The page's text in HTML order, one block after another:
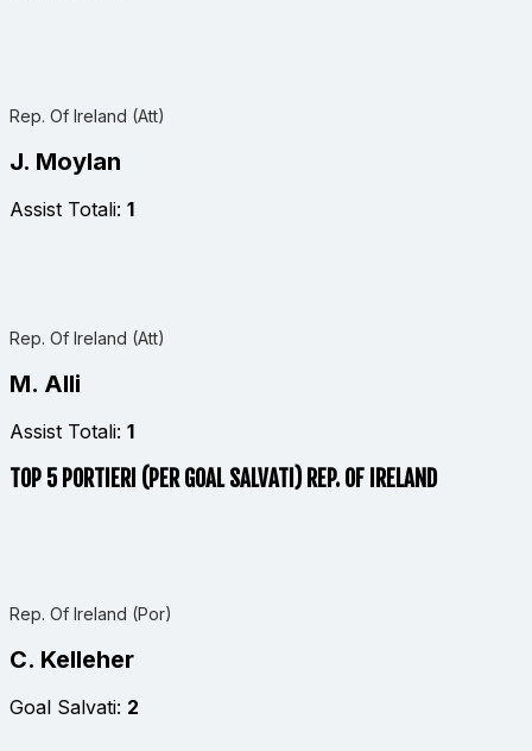
Rep. Of Ireland (Att)
J. Moylan
Assist Totali: 1
Rep. Of Ireland (Att)
M. Alli
Assist Totali: 1
TOP 5 PORTIERI (PER GOAL SALVATI) REP. OF IRELAND
Rep. Of Ireland (Por)
C. Kelleher
Goal Salvati: 2